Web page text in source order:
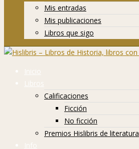
Mis entradas
Mis publicaciones
Libros que sigo
Inicio
Libros
Calificaciones
Ficción
No ficción
Premios Hislibris de
Info